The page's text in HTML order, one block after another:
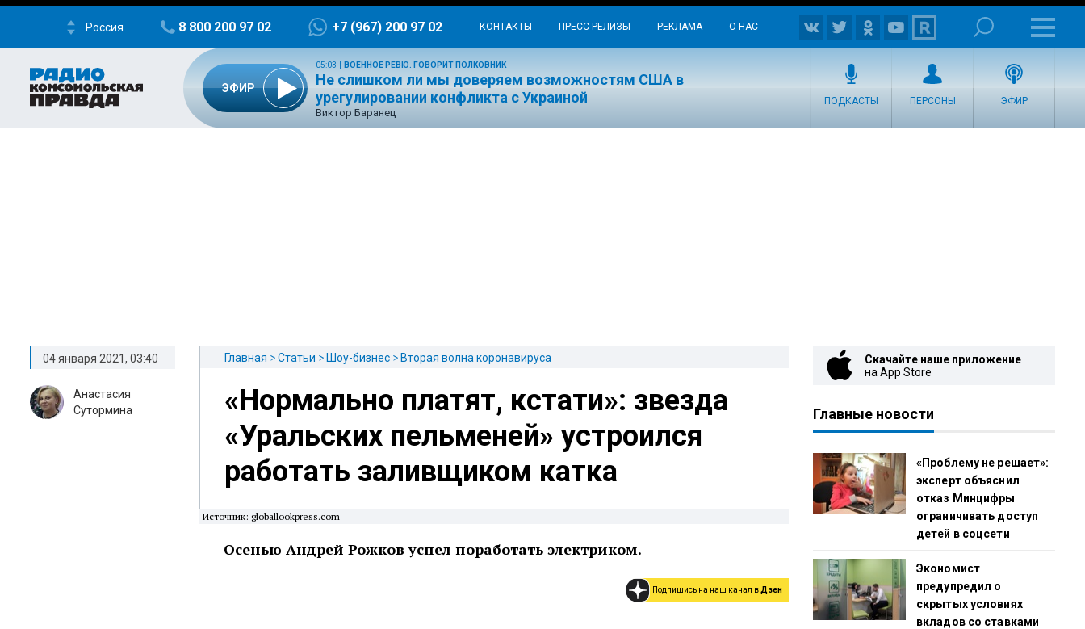
Россия 8 800 200 97 02 +7 (967) 200 97 02 КОНТАКТЫ ПРЕСС-РЕЛИЗЫ РЕКЛАМА О НАС
ЭФИР
05:03 ВОЕННОЕ РЕВЮ. ГОВОРИТ ПОЛКОВНИК
Не слишком ли мы доверяем возможностям США в
урегулировании конфликта с Украиной
Виктор Баранец
ПОДКАСТЫ ПЕРСОНЫ ЭФИР
Главная Статьи Шоу-бизнес Вторая волна коронавируса
«Нормально платят, кстати»: звезда
«Уральских пельменей» устроился
работать заливщиком катка
Источник: globallookpress.com
Осенью Андрей Рожков успел поработать электриком.
Подпишись на наш канал вДзен
04 января 2021, 03:40
Анастасия
Сутормина
Скачайте наше приложение
на App Store
Главные новости
«Проблему не решает»:
эксперт объяснил
отказ Минцифры
ограничивать доступ
детей в соцсети
Экономист
предупредил о
скрытых условиях
вкладов со ставками